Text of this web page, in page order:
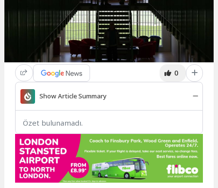
0
Show Article Summary
Özet bulunamadı.